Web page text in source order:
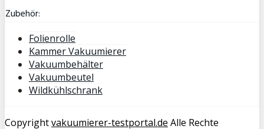
Zubehör:
Folienrolle
Kammer Vakuumierer
Vakuumbehälter
Vakuumbeutel
Wildkühlschrank
Copyrightvakuumierer-testportal.de Alle Rechte